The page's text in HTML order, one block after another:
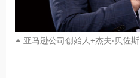
亚马逊公司创始人+杰夫‧贝佐斯